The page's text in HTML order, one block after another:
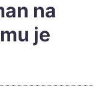
na
je